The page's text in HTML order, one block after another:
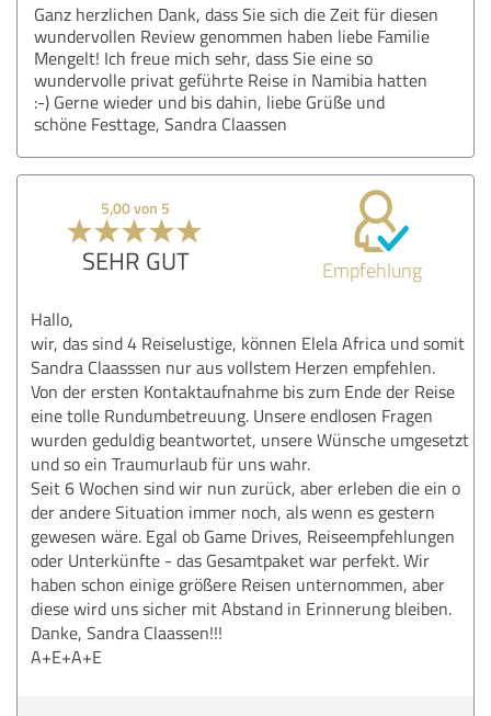
Ganz herzlichen Dank, dass Sie sich die Zeit für diesen
wundervollen Review genommen haben liebe Familie
Mengelt! Ich freue mich sehr, dass Sie eine so
wundervolle privat geführte Reise in Namibia hatten
:-) Gerne wieder und bis dahin, liebe Grüße und
schöne Festtage, Sandra Claassen
5,00 von 5
SEHR GUT Empfehlung
Hallo,
wir, das sind 4 Reiselustige, können Elela Africa und somit
Sandra Claasssen nur aus vollstem Herzen empfehlen.
Von der ersten Kontaktaufnahme bis zum Ende der Reise
eine tolle Rundumbetreuung. Unsere endlosen Fragen
wurden geduldig beantwortet, unsere Wünsche umgesetzt
und so ein Traumurlaub für uns wahr.
Seit 6 Wochen sind wir nun zurück, aber erleben die ein o
der andere Situation immer noch, als wenn es gestern
gewesen wäre. Egal ob Game Drives, Reiseempfehlungen
oder Unterkünfte - das Gesamtpaket war perfekt. Wir
haben schon einige größere Reisen unternommen, aber
diese wird uns sicher mit Abstand in Erinnerung bleiben.
Danke, Sandra Claassen!!!
A+E+A+E